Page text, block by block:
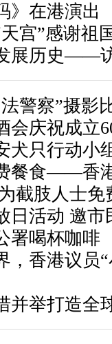
》在港演出
宫”感谢祖
展历史——
警察”摄影
会庆祝成立
犬只行动小
餐食——香
截肢人士免
日活动 邀市
署喝杯咖啡
，香港议员
并举打造全